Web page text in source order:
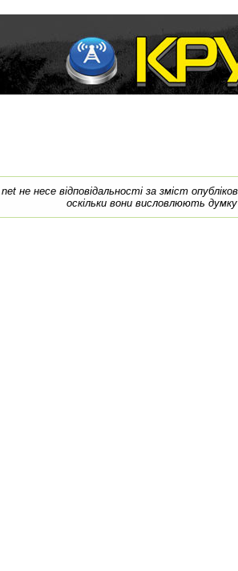
не несе відповідальності за зміст
оскільки вони висловлюють